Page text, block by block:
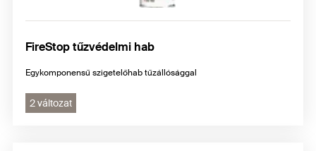
FireStop tűzvédelmi hab
Egykomponensű szigetelőhab tűzállósággal
2 változat